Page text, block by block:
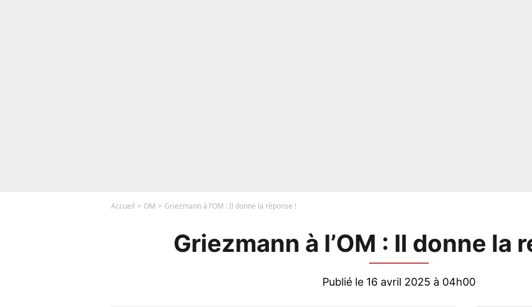
Accueil OM Griezmann à l’OM : Il donne la réponse !
Griezmann à l’OM : Il donne la
Publié le 16 avril 2025 à 04h00